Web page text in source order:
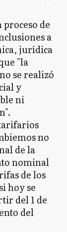
de
a
jurídica
"la
se realizó
y
ni
no
de la
nominal
de los
hoy se
del 1 de
del